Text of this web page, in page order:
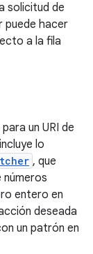
solicitud de
puede hacer
a la fila
un URI de
lo
, que
números
entero en
deseada
un patrón en